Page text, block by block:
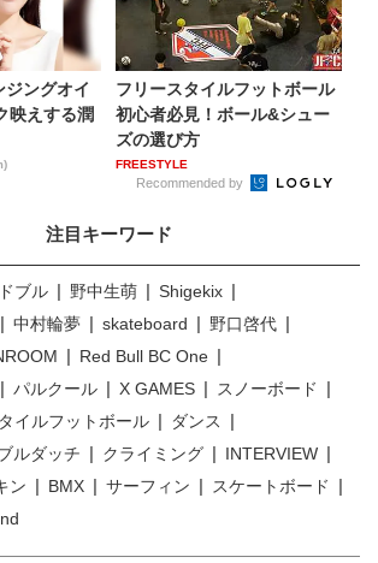
ジングオイ
映えする潤
フリースタイルフットボール
初心者必見！ボール&シュー
ズの選び方
FREESTYLE
Recommended by
注目キーワード
ブル 野中生萌
Shigekix
中村輪夢 skateboard
野口啓代
Red Bull BC One
パルクール X GAMES
スノーボード
イルフットボール
ダンス
ルダッチ クライミング
INTERVIEW
ン BMX サーフィン
スケートボード